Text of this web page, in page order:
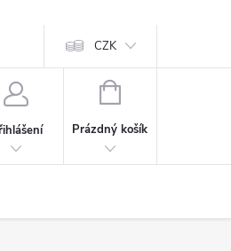
CZK
NÁKUPNÍ
Prázdný košík